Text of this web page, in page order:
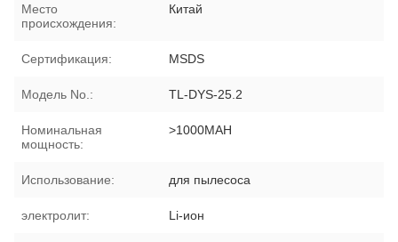
Место
происхождения:
Китай
Сертификация: MSDS
Модель No.: TL-DYS-25.2
Номинальная
мощность:
>1000MAH
Использование: для пылесоса
электролит: Li-ион